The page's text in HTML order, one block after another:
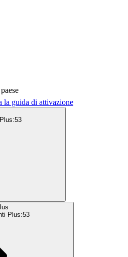
la guida di attivazione
53
Plus:53